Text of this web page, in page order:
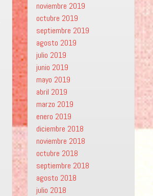
noviembre 2019
octubre 2019
septiembre 2019
agosto 2019
julio 2019
junio 2019
mayo 2019
abril 2019
marzo 2019
enero 2019
diciembre 2018
noviembre 2018
octubre 2018
septiembre 2018
agosto 2018
julio 2018